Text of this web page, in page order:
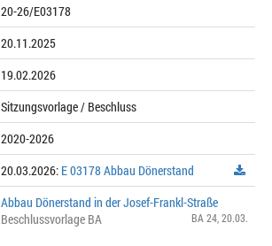
20-26/E03178
20.11.2025
19.02.2026
Sitzungsvorlage / Beschluss
2020-2026
20.03.2026: E 03178 Abbau Dönerstand
Abbau Dönerstand in der Josef-Frankl-Straße
Beschlussvorlage BA
BA 24 , 20.03.